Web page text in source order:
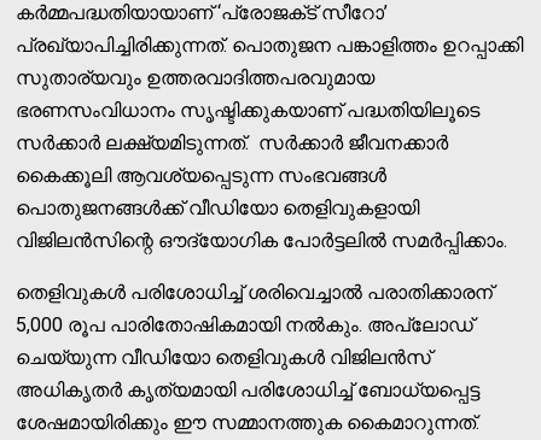
കർമ്മപദ്ധതിയായാണ് ‘പ്രോജക്‌ട്‌ സീറോ’
പ്രഖ്യാപിച്ചിരിക്കുന്നത്. പൊതുജന പങ്കാളിത്തം ഉറപ്പാക്കി
സുതാര്യവും ഉത്തരവാദിത്തപരവുമായ
ഭരണസംവിധാനം സൃഷ്ടിക്കുകയാണ് പദ്ധതിയിലൂടെ
സർക്കാർ ലക്ഷ്യമിടുന്നത്‌. സർക്കാർ ജീവനക്കാർ
കൈക്കൂലി ആവശ്യപ്പെടുന്ന സംഭവങ്ങൾ
പൊതുജനങ്ങൾക്ക് വീഡിയോ തെളിവുകളായി
വിജിലൻസിന്റെ ഔദ്യോഗിക പോർട്ടലിൽ സമർപ്പിക്കാം.
തെളിവുകൾ പരിശോധിച്ച് ശരിവെച്ചാൽ പരാതിക്കാരന്
5,000 രൂപ പാരിതോഷികമായി നൽകും. അപ്‌ലോഡ്
ചെയ്യുന്ന വീഡിയോ തെളിവുകൾ വിജിലൻസ്
അധികൃതർ കൃത്യമായി പരിശോധിച്ച് ബോധ്യപ്പെട്ട
ശേഷമായിരിക്കും ഈ സമ്മാനത്തുക കൈമാറുന്നത്.